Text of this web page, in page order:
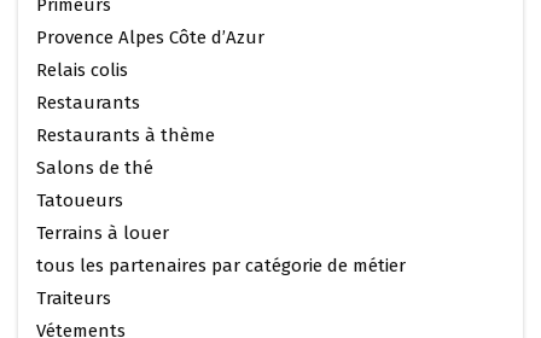
Primeurs
Provence Alpes Côte d’Azur
Relais colis
Restaurants
Restaurants à thème
Salons de thé
Tatoueurs
Terrains à louer
tous les partenaires par catégorie de métier
Traiteurs
Vétements